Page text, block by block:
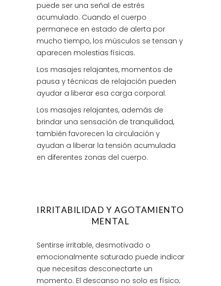
puede ser una señal de estrés
acumulado. Cuando el cuerpo
permanece en estado de alerta por
mucho tiempo, los músculos se tensan y
aparecen molestias físicas.
Los masajes relajantes, momentos de
pausa y técnicas de relajación pueden
ayudar a liberar esa carga corporal.
Los masajes relajantes, además de
brindar una sensación de tranquilidad,
también favorecen la circulación y
ayudan a liberar la tensión acumulada
en diferentes zonas del cuerpo.
IRRITABILIDAD Y AGOTAMIENTO
MENTAL
Sentirse irritable, desmotivado o
emocionalmente saturado puede indicar
que necesitas desconectarte un
momento. El descanso no solo es físico;